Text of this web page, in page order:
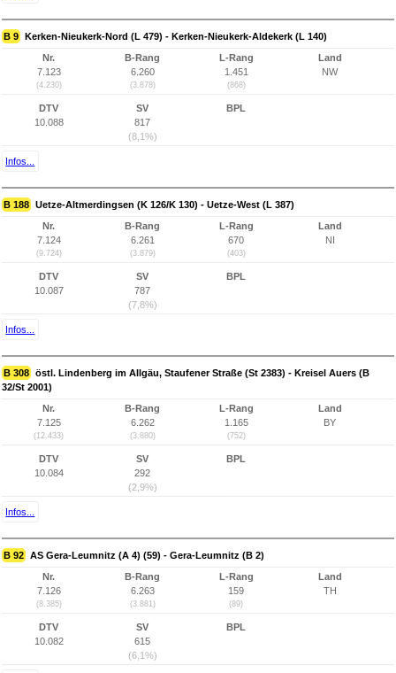
B 9 Kerken-Nieukerk-Nord (L 479) - Kerken-Nieukerk-Aldekerk (L 140)
Nr.
7.123
(4.230)
B-Rang
6.260
(3.878)
L-Rang
1.451
(868)
Land
NW
DTV
10.088
SV
817
(8,1%)
BPL
Infos...
B 188 Uetze-Altmerdingsen (K 126/K 130) - Uetze-West (L 387)
Nr.
7.124
(9.724)
B-Rang
6.261
(3.879)
L-Rang
670
(403)
Land
NI
DTV
10.087
SV
787
(7,8%)
BPL
Infos...
B 308 östl. Lindenberg im Allgäu, Staufener Straße (St 2383) - Kreisel Auers (B
32/St 2001)
Nr.
7.125
(12.433)
B-Rang
6.262
(3.880)
L-Rang
1.165
(752)
Land
BY
DTV
10.084
SV
292
(2,9%)
BPL
Infos...
B 92 AS Gera-Leumnitz (A 4) (59) - Gera-Leumnitz (B 2)
Nr.
7.126
(8.385)
B-Rang
6.263
(3.881)
L-Rang
159
(89)
Land
TH
DTV
10.082
SV
615
(6,1%)
BPL